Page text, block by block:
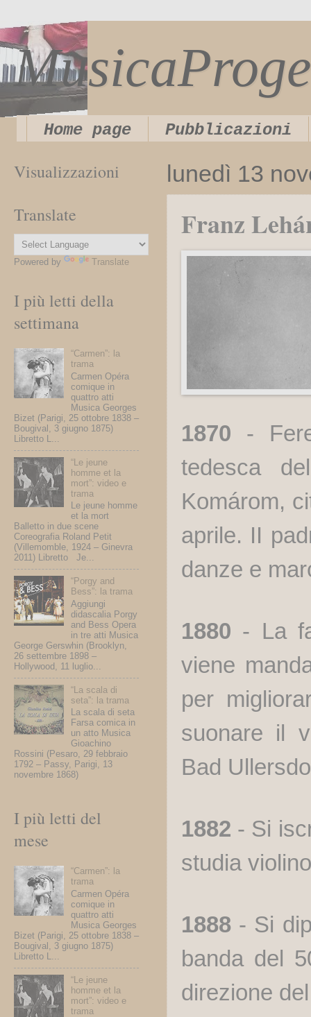
Home page Pubblicazioni
lunedì 13
Franz
1870 -
tedesca
Komárom,
aprile. II
danze e
1880 - La
viene
per
suonare il
Bad
1882 - Si
studia
1888 - Si
banda del
direzione
Visualizzazioni
Translate
Powered by Translate
I più letti della
settimana
“Carmen”: la
trama
Carmen Opéra
comique in
quattro atti
Musica Georges
Bizet (Parigi, 25 ottobre 1838 –
Bougival, 3 giugno 1875)
Libretto L...
“Le jeune
homme et la
mort”: video e
trama
Le jeune homme
et la mort
Balletto in due scene
Coreografia Roland Petit
(Villemomble, 1924 – Ginevra
2011) Libretto Je...
“Porgy and
Bess”: la trama
Aggiungi
didascalia Porgy
and Bess Opera
in tre atti Musica
George Gerswhin (Brooklyn,
26 settembre 1898 –
Hollywood, 11 luglio...
“La scala di
seta”: la trama
La scala di seta
Farsa comica in
un atto Musica
Gioachino
Rossini (Pesaro, 29 febbraio
1792 – Passy, Parigi, 13
novembre 1868)
I più letti del
mese
“Carmen”: la
trama
Carmen Opéra
comique in
quattro atti
Musica Georges
Bizet (Parigi, 25 ottobre 1838 –
Bougival, 3 giugno 1875)
Libretto L...
“Le jeune
homme et la
mort”: video e
trama